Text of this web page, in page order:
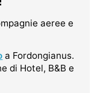
aeree e
a Fordongianus.
di Hotel, B&B e